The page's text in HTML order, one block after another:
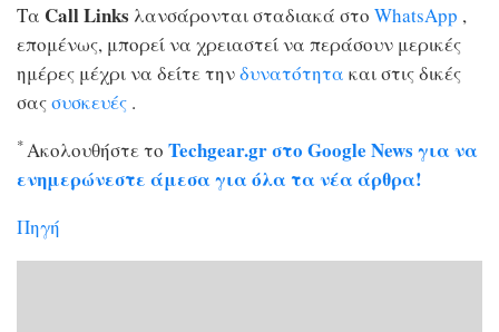
Τα Call Links λανσάρονται σταδιακά στο WhatsApp ,
επομένως, μπορεί να χρειαστεί να περάσουν μερικές
ημέρες μέχρι να δείτε τηνδυνατότητα και στις δικές
σαςσυσκευές .
*Ακολουθήστε το Techgear.gr στο Google News για να
ενημερώνεστε άμεσα για όλα τα νέα άρθρα!
Πηγή